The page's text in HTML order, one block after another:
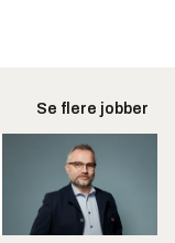
Se flere jobber